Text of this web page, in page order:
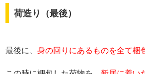
荷造り（最後）
最後に、身の回りにあるものを全て梱